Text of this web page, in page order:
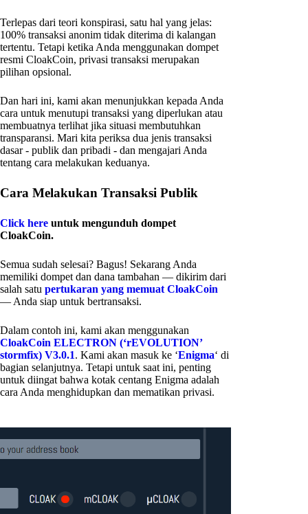
Terlepas dari teori konspirasi, satu hal yang jelas:
100% transaksi anonim tidak diterima di kalangan
tertentu. Tetapi ketika Anda menggunakan dompet
resmi CloakCoin, privasi transaksi merupakan
pilihan opsional.
Dan hari ini, kami akan menunjukkan kepada Anda
cara untuk menutupi transaksi yang diperlukan atau
membuatnya terlihat jika situasi membutuhkan
transparansi. Mari kita periksa dua jenis transaksi
dasar - publik dan pribadi - dan mengajari Anda
tentang cara melakukan keduanya.
Cara Melakukan Transaksi Publik
Click here untuk mengunduh dompet
CloakCoin.
Semua sudah selesai? Bagus! Sekarang Anda
memiliki dompet dan dana tambahan — dikirim dari
salah satu pertukaran yang memuat CloakCoin
— Anda siap untuk bertransaksi.
Dalam contoh ini, kami akan menggunakan
CloakCoin ELECTRON (‘rEVOLUTION’
stormfix) V3.0.1. Kami akan masuk ke ‘Enigma‘ di
bagian selanjutnya. Tetapi untuk saat ini, penting
untuk diingat bahwa kotak centang Enigma adalah
cara Anda menghidupkan dan mematikan privasi.